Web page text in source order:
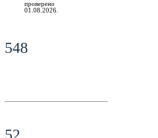
проверено
01.08.2026.
548